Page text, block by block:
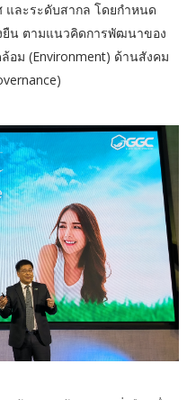
และระดับสากล โดยกำหนด
ยืน ตามแนวคิดการพัฒนาของ
ล้อม (Environment) ด้านสังคม